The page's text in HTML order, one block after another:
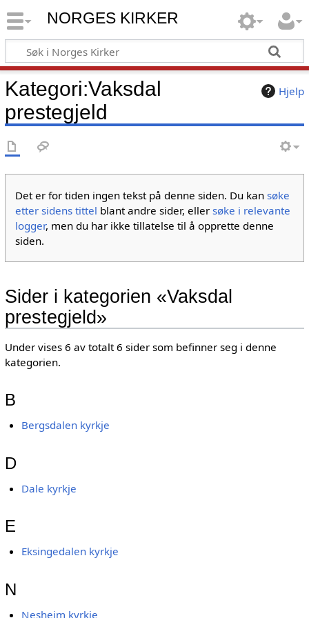
NORGES KIRKER
Hjelp
Kategori:Vaksdal
prestegjeld
Det er for tiden ingen tekst på denne siden. Du kan søke
etter sidens tittel blant andre sider, eller søke i relevante
logger, men du har ikke tillatelse til å opprette denne
siden.
Sider i kategorien «Vaksdal
prestegjeld»
Under vises 6 av totalt 6 sider som befinner seg i denne
kategorien.
B
Bergsdalen kyrkje
D
Dale kyrkje
E
Eksingedalen kyrkje
N
Nesheim kyrkje